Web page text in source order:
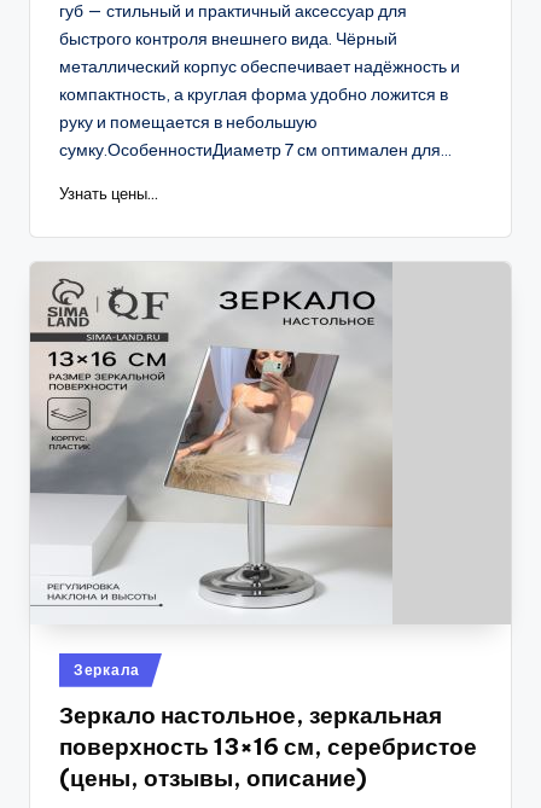
губ — стильный и практичный аксессуар для
быстрого контроля внешнего вида. Чёрный
металлический корпус обеспечивает надёжность и
компактность, а круглая форма удобно ложится в
руку и помещается в небольшую
сумку.ОсобенностиДиаметр 7 см оптимален для...
Узнать цены...
Опубликовано
в
Зеркала
Зеркало настольное, зеркальная
поверхность 13×16 см, серебристое
(цены, отзывы, описание)